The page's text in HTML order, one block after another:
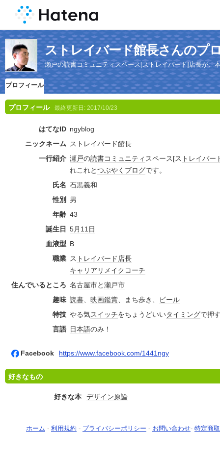
ストレイバード館長さんのプ
瀬戸の読書コミュニティスペース[ストレイバード]店長が、
プロフィール
プロフィール 最終更新日: 2017/10/23
はてなID ngyblog
ニックネーム ストレイバード館長
一行紹介 瀬戸の読書コミュニティ スペース[ス トレイバー
れこれとつぶやく ブログです。
氏名 石黒義和
性別
男
年齢 43
誕生日
5月11日
血液型 B
職業 ス トレイバード店長
キャリア リメイク コーチ
住んでいるところ 名古屋市と瀬戸市
趣味 読書、 映画鑑賞、まち歩き、
ビール
特技 やる気スイッチをちょうどいいタイミングで押
言語 日本語のみ！
Facebook https://www.facebook.com/1441ngy
好きなもの
好きな本 デザイン原論
ホーム - 利用規約 - プライバシーポリシー - お問い合わせ- 特定商